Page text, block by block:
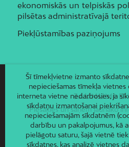
ekonomiskās un telpiskās
pilsētas administratīvajā
Piekļūstamības paziņojums
JAUNUMI E-
Piesakies un saņem jaunāko
Šī tīmekļvietne izmanto
nepieciešamas tīmekļa
interneta vietne nedarbosies, ja
sīkdatņu izmantošanai
nepieciešamajām sīkdatnēm
darbību un pakalpojumus, kā
pielāgotu saturu, šajā vietnē
sīkdatnes, kas analizē vietnes